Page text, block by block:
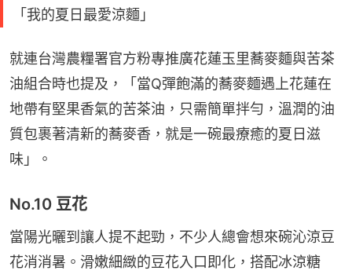
「我的夏日最愛涼麵」
就連台灣農糧署官方粉專推廣花蓮玉里蕎麥麵與苦茶
油組合時也提及，「當Q彈飽滿的蕎麥麵遇上花蓮在
地帶有堅果香氣的苦茶油，只需簡單拌勻，溫潤的油
質包裹著清新的蕎麥香，就是一碗最療癒的夏日滋
味」。
No.10 豆花
當陽光曬到讓人提不起勁，不少人總會想來碗沁涼豆
花消消暑。滑嫩細緻的豆花入口即化，搭配冰涼糖